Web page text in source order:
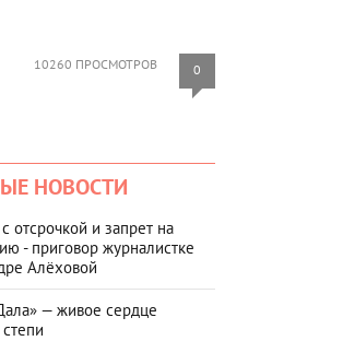
10260 ПРОСМОТРОВ 0
НОВОСТИ
отсрочкой и запрет на
- приговор журналистке
Алёховой
— живое сердце